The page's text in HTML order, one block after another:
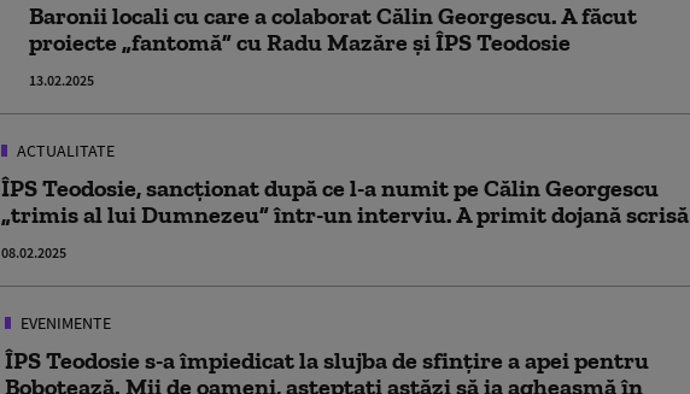
Baronii locali cu care a colaborat Călin Georgescu. A făcut
proiecte „fantomă” cu Radu Mazăre și ÎPS Teodosie
13.02.2025
ACTUALITATE
ÎPS Teodosie, sancționat după ce l-a numit pe Călin Georgescu
„trimis al lui Dumnezeu” într-un interviu. A primit dojană scrisă
08.02.2025
EVENIMENTE
ÎPS Teodosie s-a împiedicat la slujba de sfințire a apei pentru
Bobotează. Mii de oameni, așteptați astăzi să ia agheasmă în